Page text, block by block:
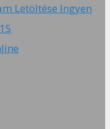
Letöltése Ingyen